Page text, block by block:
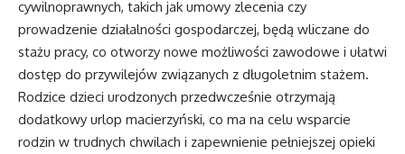
cywilnoprawnych, takich jak umowy zlecenia czy
prowadzenie działalności gospodarczej, będą wliczane do
stażu pracy, co otworzy nowe możliwości zawodowe i ułatwi
dostęp do przywilejów związanych z długoletnim stażem.
Rodzice dzieci urodzonych przedwcześnie otrzymają
dodatkowy urlop macierzyński, co ma na celu wsparcie
rodzin w trudnych chwilach i zapewnienie pełniejszej opieki